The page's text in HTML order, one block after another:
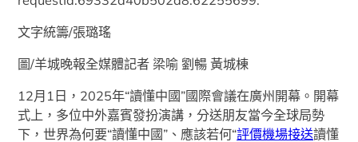
文字統籌/張璐瑤
圖/羊城晚報全媒體記者 梁喻 劉暢 黃城棟
12月1日，2025年“讀懂中國”國際會議在廣州開幕。開幕
式上，多位中外嘉賓發扮演講，分送朋友當今全球局勢
下，世界為何要“讀懂中國”、應該若何“評價機場接送讀懂